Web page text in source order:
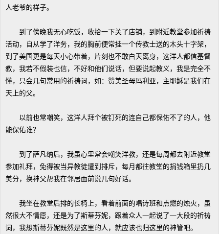
人老爷的样子。
到了傍晚我无心吃饭，收拾一下关了店铺，到附近教堂参加祈祷
活动，自从学了洋务，我的胸前便常挂一个传教士送的木头十字架，
到了美国更是每天小心带着，片刻也不敢白天离身，这洋人都信基督
教，我若不假装也信，不好和他们说话，但要说起教义，我是完全不
懂，只会几句常用的祈祷词，如：赞美圣母玛利亚，主耶稣是我们在
天上的父。
以前也常嘲笑，这洋人拜个被钉死的连自己都保佑不了的人，他
能保佑谁？
到了萨凡纳后，我虽心里常会嘲笑洋教，还是每周都去附近教堂
参加礼拜，免得被当异教徒遭到排斥，每月都往教堂的捐钱箱里扔几
美分，换神父帮我在邻居面前说几句好话。
我坐在教堂后排的长椅上，看着前面的唱诗班和点燃的烛火，虽
然很大不情愿，还是为了斯蒂芬妮，跟着众人一起说了一大段的祈祷
词，我想斯蒂芬妮既然是这里的人，就应该也归这里的神管吧。